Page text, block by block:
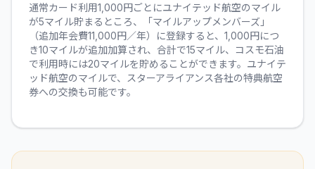
通常カード利用1,000円ごとにユナイテッド航空のマイル
が5マイル貯まるところ、「マイルアップメンバーズ」
（追加年会費11,000円／年）に登録すると、1,000円につ
き10マイルが追加加算され、合計で15マイル、コスモ石油
で利用時には20マイルを貯めることができます。ユナイテ
ッド航空のマイルで、スターアライアンス各社の特典航空
券への交換も可能です。